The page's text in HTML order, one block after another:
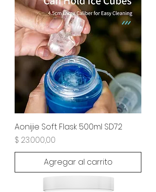
Aonijie Soft Flask 500ml SD72
Precio
$ 23.000,00
Agregar al carrito